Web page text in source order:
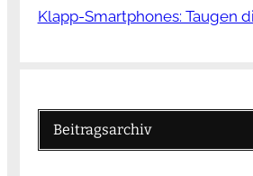
Klapp-Smartphones: Taugen
Beitragsarchiv